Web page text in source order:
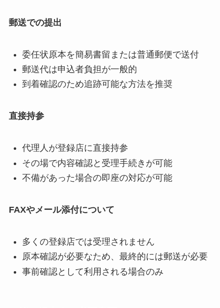
郵送での提出
委任状原本を簡易書留または普通郵便で送付
郵送代は申込者負担が一般的
到着確認のため追跡可能な方法を推奨
直接持参
代理人が登録店に直接持参
その場で内容確認と受理手続きが可能
不備があった場合の即座の対応が可能
FAXやメール添付について
多くの登録店では受理されません
原本確認が必要なため、最終的には郵送が必要
事前確認として利用される場合のみ